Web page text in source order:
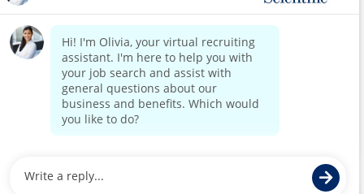
著作権表示
お問合せ
ボストン・サイエンティフィックウェブサイトホーム